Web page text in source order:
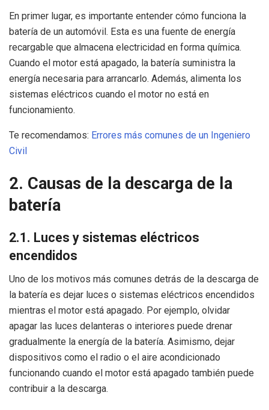
En primer lugar, es importante entender cómo funciona la
batería de un automóvil. Esta es una fuente de energía
recargable que almacena electricidad en forma química.
Cuando el motor está apagado, la batería suministra la
energía necesaria para arrancarlo. Además, alimenta los
sistemas eléctricos cuando el motor no está en
funcionamiento.
Te recomendamos: Errores más comunes de un Ingeniero
Civil
2. Causas de la descarga de la
batería
2.1. Luces y sistemas eléctricos
encendidos
Uno de los motivos más comunes detrás de la descarga de
la batería es dejar luces o sistemas eléctricos encendidos
mientras el motor está apagado. Por ejemplo, olvidar
apagar las luces delanteras o interiores puede drenar
gradualmente la energía de la batería. Asimismo, dejar
dispositivos como el radio o el aire acondicionado
funcionando cuando el motor está apagado también puede
contribuir a la descarga.